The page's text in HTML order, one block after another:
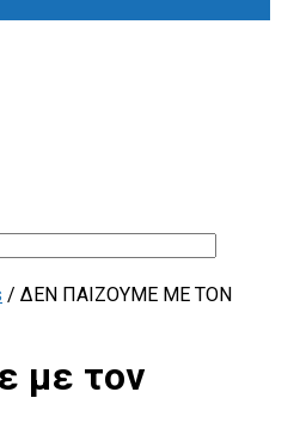
/ ΔΕΝ ΠΑΊΖΟΥΜΕ ΜΕ ΤΟΝ
με τον